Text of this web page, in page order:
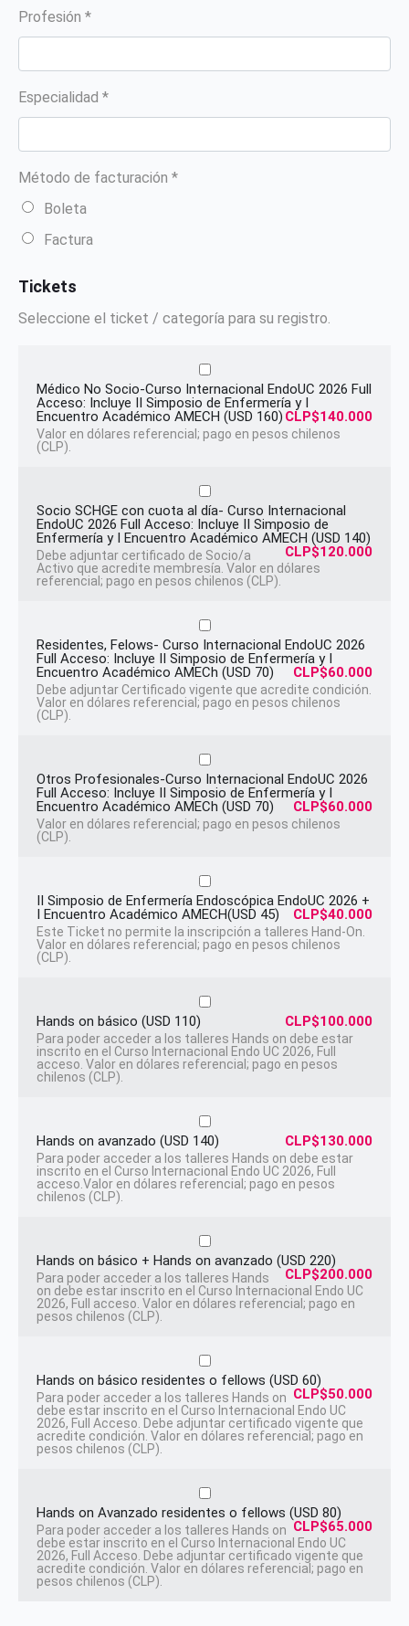
Profesión *
Especialidad *
Método de facturación *
Boleta
Factura
Tickets
Seleccione el ticket / categoría para su registro.
Médico No Socio-Curso Internacional EndoUC 2026 Full
Acceso: Incluye II Simposio de Enfermería y I
Encuentro Académico AMECH (USD 160) CLP$140.000
Valor en dólares referencial; pago en pesos chilenos
(CLP).
Socio SCHGE con cuota al día- Curso Internacional
EndoUC 2026 Full Acceso: Incluye II Simposio de
Enfermería y I Encuentro Académico AMECH (USD 140)
CLP$120.000
Debe adjuntar certificado de Socio/a
Activo que acredite membresía. Valor en dólares
referencial; pago en pesos chilenos (CLP).
Residentes, Felows- Curso Internacional EndoUC 2026
Full Acceso: Incluye II Simposio de Enfermería y I
Encuentro Académico AMECh (USD 70)
CLP$60.000
Debe adjuntar Certificado vigente que acredite condición.
Valor en dólares referencial; pago en pesos chilenos
(CLP).
Otros Profesionales-Curso Internacional EndoUC 2026
Full Acceso: Incluye II Simposio de Enfermería y I
Encuentro Académico AMECh (USD 70)
CLP$60.000
Valor en dólares referencial; pago en pesos chilenos
(CLP).
II Simposio de Enfermería Endoscópica EndoUC 2026 +
I Encuentro Académico AMECH(USD 45)
CLP$40.000
Este Ticket no permite la inscripción a talleres Hand-On.
Valor en dólares referencial; pago en pesos chilenos
(CLP).
Hands on básico (USD 110) CLP$100.000
Para poder acceder a los talleres Hands on debe estar
inscrito en el Curso Internacional Endo UC 2026, Full
acceso. Valor en dólares referencial; pago en pesos
chilenos (CLP).
Hands on avanzado (USD 140) CLP$130.000
Para poder acceder a los talleres Hands on debe estar
inscrito en el Curso Internacional Endo UC 2026, Full
acceso.Valor en dólares referencial; pago en pesos
chilenos (CLP).
Hands on básico + Hands on avanzado (USD 220)
CLP$200.000
Para poder acceder a los talleres Hands
on debe estar inscrito en el Curso Internacional Endo UC
2026, Full acceso. Valor en dólares referencial; pago en
pesos chilenos (CLP).
Hands on básico residentes o fellows (USD 60)
CLP$50.000
Para poder acceder a los talleres Hands on
debe estar inscrito en el Curso Internacional Endo UC
2026, Full Acceso. Debe adjuntar certificado vigente que
acredite condición. Valor en dólares referencial; pago en
pesos chilenos (CLP).
Hands on Avanzado residentes o fellows (USD 80)
CLP$65.000
Para poder acceder a los talleres Hands on
debe estar inscrito en el Curso Internacional Endo UC
2026, Full Acceso. Debe adjuntar certificado vigente que
acredite condición. Valor en dólares referencial; pago en
pesos chilenos (CLP).